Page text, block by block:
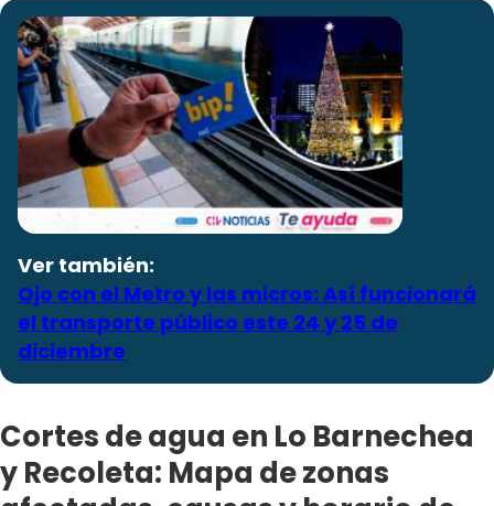
Ver también:
Ojo con el Metro y las micros: Así funcionará
el transporte público este 24 y 25 de
diciembre
Cortes de agua en Lo Barnechea
y Recoleta: Mapa de zonas